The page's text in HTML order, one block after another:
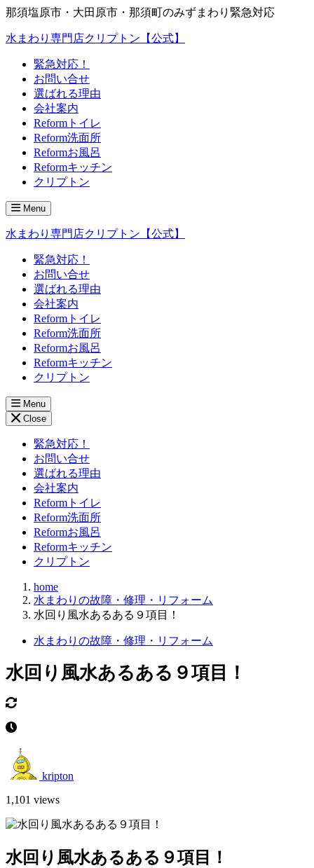
那須塩原市・大田原市・那須町のみずまわり緊急対応
水まわり専門店クリプトン【公式】
緊急対応！
お問い合せ
選ばれる理由
会社案内
Reformトイレ
Reform洗面所
Reformお風呂
Reformキッチン
クリプトン
Menu
水まわり専門店クリプトン【公式】
緊急対応！
お問い合せ
選ばれる理由
会社案内
Reformトイレ
Reform洗面所
Reformお風呂
Reformキッチン
クリプトン
Menu
Close
緊急対応！
お問い合せ
選ばれる理由
会社案内
Reformトイレ
Reform洗面所
Reformお風呂
Reformキッチン
クリプトン
home
水まわりの故障・修理・リフォーム
水回り風水あるある９項目！
水まわりの故障・修理・リフォーム
水回り風水あるある９項目！
kripton
1,101 views
水回り風水あるある９項目！